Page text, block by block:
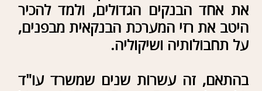
משרדנו לרשותך לכל שאלה ו/או
הבהרה !
03-5753443